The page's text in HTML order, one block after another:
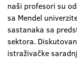
naši profesori su
sa Mendel
sastanaka sa
sektora.
istraživačke